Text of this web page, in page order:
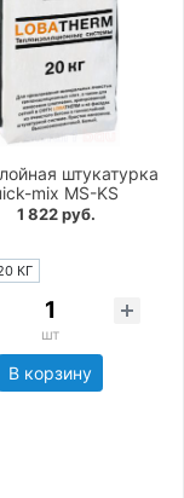
штукатурка
mix MS-KS
1 822 руб.
КГ
шт
В корзину